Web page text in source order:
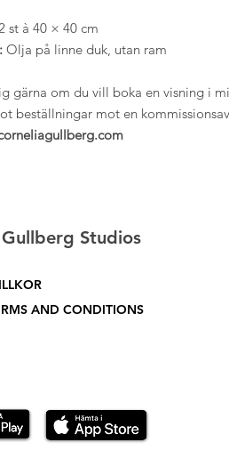
st à 40 × 40 cm
Olja på linne duk, utan ram
gärna om du vill boka en visning i
beställningar mot en
Studios
AND CONDITIONS